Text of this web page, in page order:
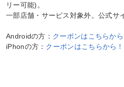
リー可能)。
一部店舗・サービス対象外。公式サ
Androidの方： クーポンはこちらから
iPhonの方： クーポンはこちらから！